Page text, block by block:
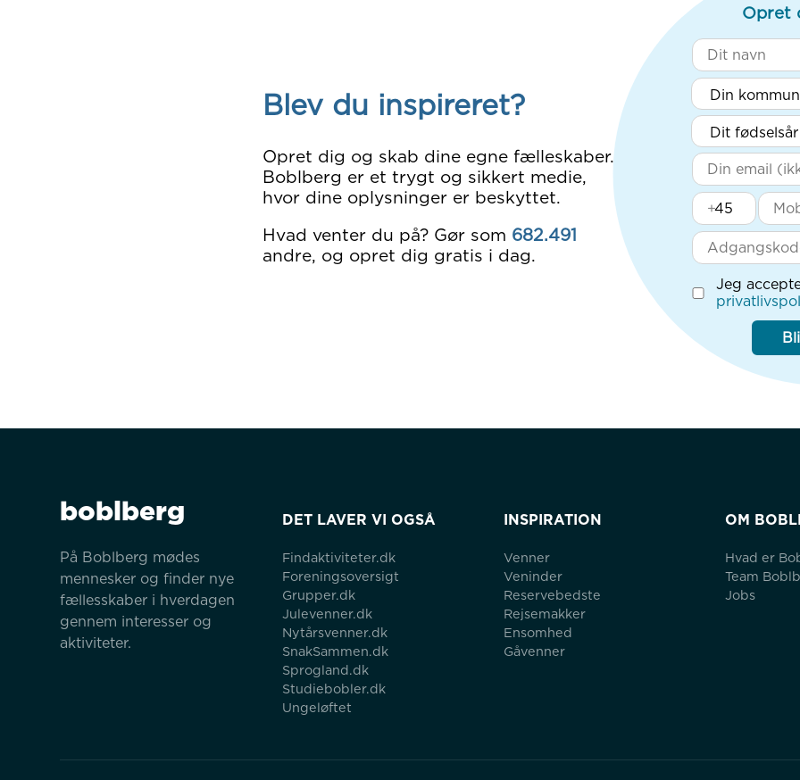
Blev du inspireret?
Opret dig og skab dine egne fælleskaber.
Boblberg er et trygt og sikkert medie,
hvor dine oplysninger er beskyttet.
Hvad venter du på? Gør som 682.491
andre, og opret dig gratis i dag.
Opret
+
Jeg
boblberg
På Boblberg mødes
mennesker og finder nye
fællesskaber i hverdagen
gennem interesser og
aktiviteter.
DET LAVER VI OGSÅ
Findaktiviteter.dk
Foreningsoversigt
Grupper.dk
Julevenner.dk
Nytårsvenner.dk
SnakSammen.dk
Sprogland.dk
Studiebobler.dk
Ungeløftet
INSPIRATION
Venner
Veninder
Reservebedste
Rejsemakker
Ensomhed
Gåvenner
OM
Hvad er
Team
Jobs